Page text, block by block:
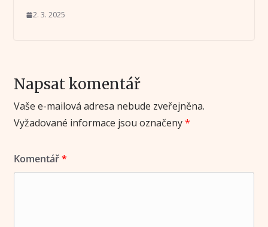
2. 3. 2025
Napsat komentář
Vaše e-mailová adresa nebude zveřejněna.
Vyžadované informace jsou označeny*
Komentář*